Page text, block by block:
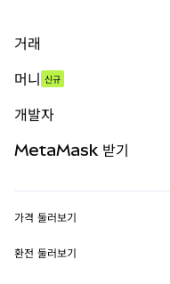
거래
무기한 선물
실물자산
머니 신규
개발자
MetaMask Connect
MetaMask 받기
가격 둘러보기
이더리움 가격
환전 둘러보기